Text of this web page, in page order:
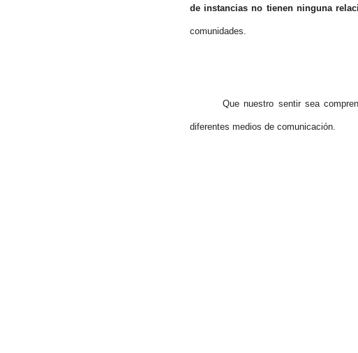
de instancias no tienen ninguna
comunidades.
Que nuestro sentir sea
diferentes medios de comunicación.